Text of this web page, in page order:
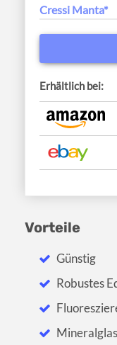
Cressi Manta*
Erhältlich bei:
Vorteile
Günstig
Robustes
Mineralglas